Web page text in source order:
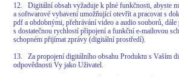
12. Digitální obsah vyžaduje k plné funkčnosti, abyste
a softwarové vybavení umožňující otevřít a pracovat s
pdf a obdobnými, přehrávání video a audio souborů,
s dostatečnou rychlostí připojení a funkční e-mailovou
schopném přijímat zprávy (digitální prostředí).
13. Za propojení digitálního obsahu Produktu s Vaším
odpovědnosti Vy jako Uživatel.